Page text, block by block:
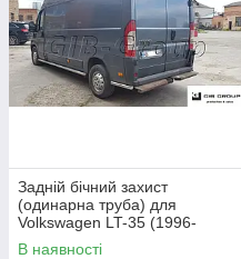
Задній бічний захист
(одинарна труба) для
Volkswagen LT-35 (1996-
2006) d60х1,6мм
В наявності